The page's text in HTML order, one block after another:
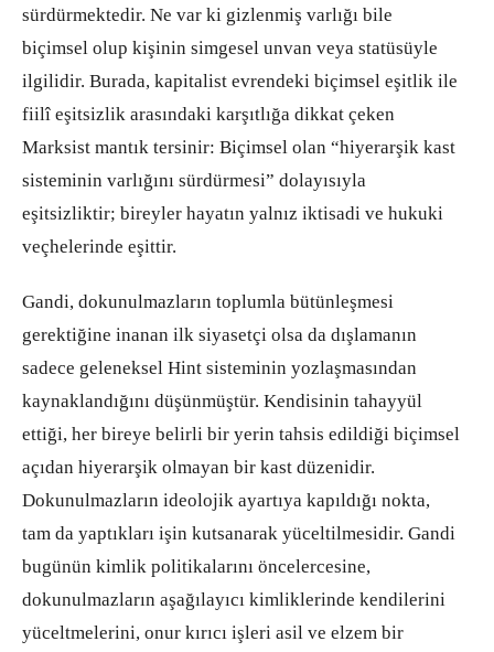
sürdürmektedir. Ne var ki gizlenmiş varlığı bile
biçimsel olup kişinin simgesel unvan veya statüsüyle
ilgilidir. Burada, kapitalist evrendeki biçimsel eşitlik ile
fiilî eşitsizlik arasındaki karşıtlığa dikkat çeken
Marksist mantık tersinir: Biçimsel olan “hiyerarşik kast
sisteminin varlığını sürdürmesi” dolayısıyla
eşitsizliktir; bireyler hayatın yalnız iktisadi ve hukuki
veçhelerinde eşittir.
Gandi, dokunulmazların toplumla bütünleşmesi
gerektiğine inanan ilk siyasetçi olsa da dışlamanın
sadece geleneksel Hint sisteminin yozlaşmasından
kaynaklandığını düşünmüştür. Kendisinin tahayyül
ettiği, her bireye belirli bir yerin tahsis edildiği biçimsel
açıdan hiyerarşik olmayan bir kast düzenidir.
Dokunulmazların ideolojik ayartıya kapıldığı nokta,
tam da yaptıkları işin kutsanarak yüceltilmesidir. Gandi
bugünün kimlik politikalarını öncelercesine,
dokunulmazların aşağılayıcı kimliklerinde kendilerini
yüceltmelerini, onur kırıcı işleri asil ve elzem bir